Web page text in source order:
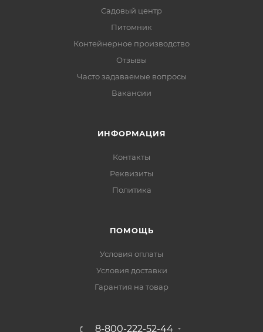
Садовый центр
Питомник
Контейнерное производство
Отзывы
Часто задаваемые вопросы
Вакансии
ИНФОРМАЦИЯ
Контакты
Реквизиты
Политика
ПОМОЩЬ
Условия оплаты
Условия доставки
Гарантия на товар
8-800-222-52-44